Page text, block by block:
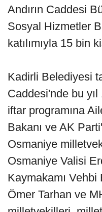
Andırın Caddesi
Sosyal Hizmetler
katılımıyla 15 bin
Kadirli Belediyesi
Caddesi'nde bu
iftar programına
Bakanı ve AK
Osmaniye
Osmaniye Valisi
Kaymakamı Vehbi
Ömer Tarhan ve